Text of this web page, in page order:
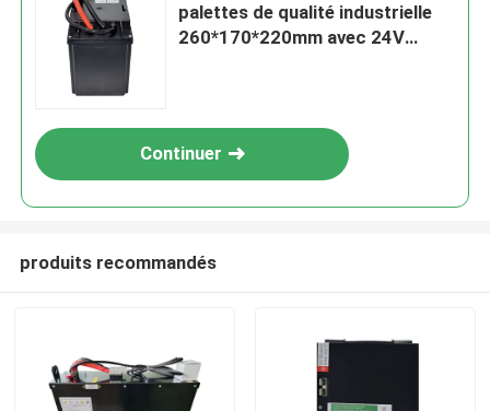
palettes de qualité industrielle
260*170*220mm avec 24V
Continuer
produits recommandés